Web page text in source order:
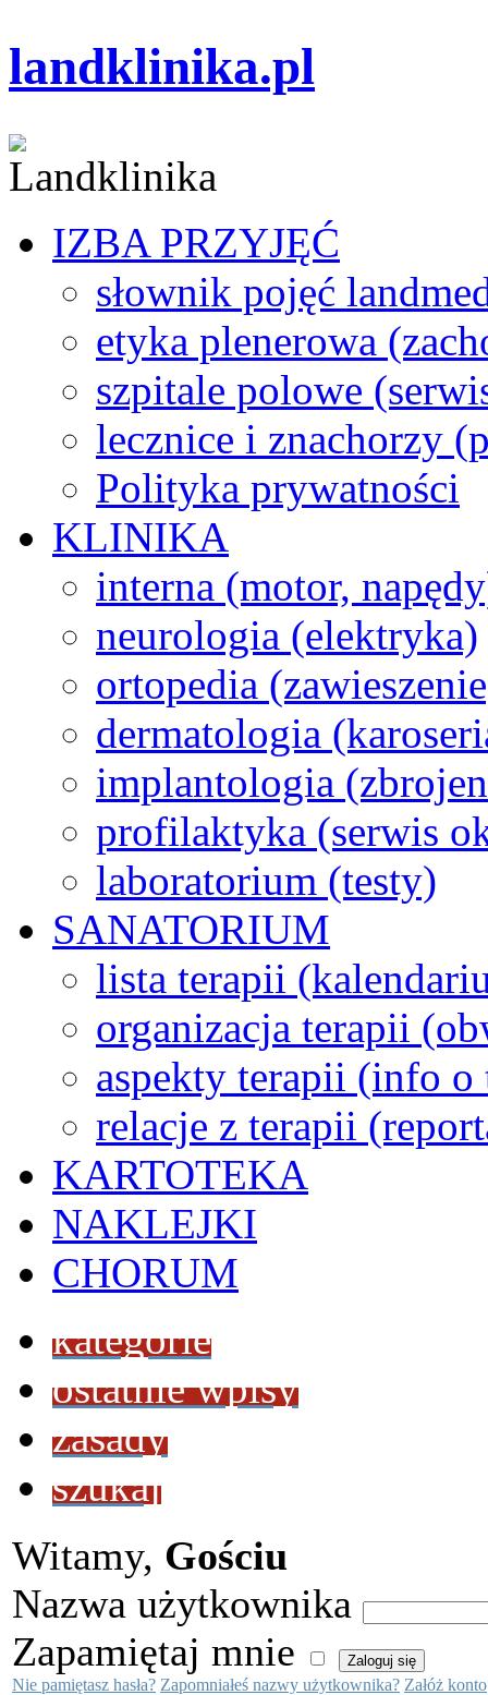
landklinika.pl
IZBA PRZYJĘĆ
słownik pojęć
etyka plenerowa
szpitale polowe
lecznice i znachorzy
Polityka prywatności
KLINIKA
interna (motor,
neurologia (elektryka)
ortopedia
dermatologia
implantologia
profilaktyka (serwis
laboratorium (testy)
SANATORIUM
lista terapii
organizacja terapii
aspekty terapii (info o
relacje z terapii
KARTOTEKA
NAKLEJKI
CHORUM
kategorie
ostatnie wpisy
zasady
szukaj
Witamy, Gościu
Nazwa użytkownika
Zapamiętaj mnie
Nie pamiętasz hasła? Zapomniałeś nazwy użytkownika? Załóż konto